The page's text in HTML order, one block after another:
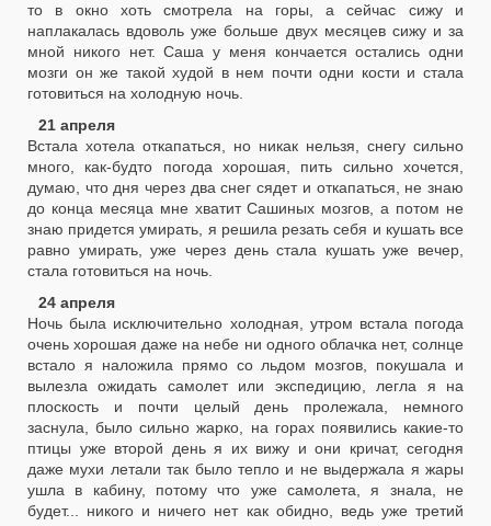
то в окно хоть смотрела на горы, а сейчас сижу и
наплакалась вдоволь уже больше двух месяцев сижу и за
мной никого нет. Саша у меня кончается остались одни
мозги он же такой худой в нем почти одни кости и стала
готовиться на холодную ночь.
21 апреля
Встала хотела откапаться, но никак нельзя, снегу сильно
много, как-будто погода хорошая, пить сильно хочется,
думаю, что дня через два снег сядет и откапаться, не знаю
до конца месяца мне хватит Сашиных мозгов, а потом не
знаю придется умирать, я решила резать себя и кушать все
равно умирать, уже через день стала кушать уже вечер,
стала готовиться на ночь.
24 апреля
Ночь была исключительно холодная, утром встала погода
очень хорошая даже на небе ни одного облачка нет, солнце
встало я наложила прямо со льдом мозгов, покушала и
вылезла ожидать самолет или экспедицию, легла я на
плоскость и почти целый день пролежала, немного
заснула, было сильно жарко, на горах появились какие-то
птицы уже второй день я их вижу и они кричат, сегодня
даже мухи летали так было тепло и не выдержала я жары
ушла в кабину, потому что уже самолета, я знала, не
будет... никого и ничего нет как обидно, ведь уже третий